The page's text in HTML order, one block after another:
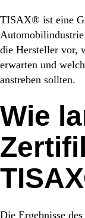
TISAX® ist eine
Automobilindustrie
die Hersteller vor,
erwarten und
anstreben sollten.
Wie
Die Ergebnisse